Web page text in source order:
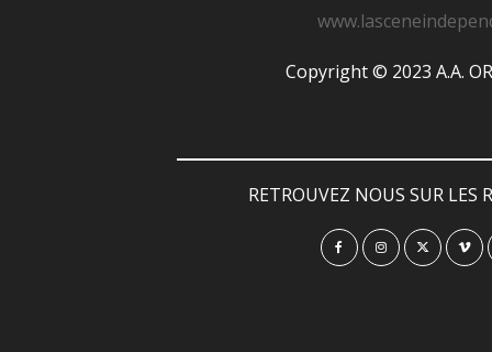
Copyright © 2023 A.A.
RETROUVEZ NOUS SUR LES